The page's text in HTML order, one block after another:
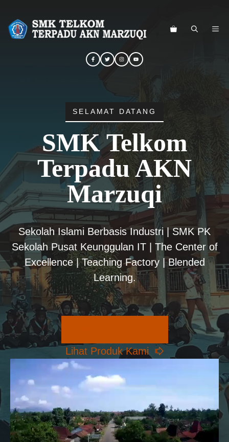
SELAMAT DATANG
SMK Telkom
Terpadu AKN
Marzuqi
Sekolah Islami Berbasis Industri | SMK PK
Sekolah Pusat Keunggulan IT | The Center of
Excellence | Teaching Factory | Blended
Learning.
Lihat Produk Kami